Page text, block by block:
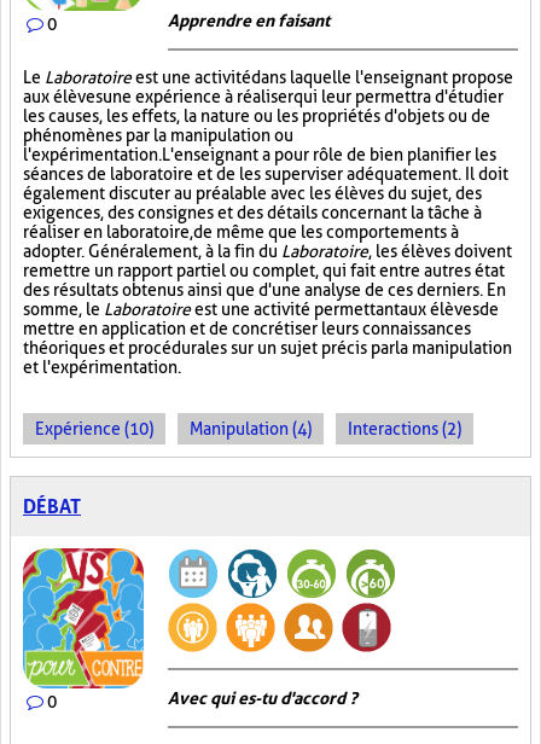
0 Apprendre en faisant
Le Laboratoireest une activité dans laquelle l'enseignant propose
aux élèves une expérience à réaliser qui leur permettra d'étudier
les causes, les effets, la nature ou les propriétés d'objets ou de
phénomènes par la manipulation ou
l'expérimentation. L'enseignant a pour rôle de bien planifier les
séances de laboratoire et de les superviser adéquatement. Il doit
également discuter au préalable avec les élèves du sujet, des
exigences, des consignes et des détails concernant la tâche à
réaliser en laboratoire, de même que les comportements à
adopter. Généralement, à la fin du Laboratoire, les élèves doivent
remettre un rapport partiel ou complet, qui fait entre autres état
des résultats obtenus ainsi que d'une analyse de ces derniers. En
somme, le Laboratoireest une activité permettant aux élèves de
mettre en application et de concrétiser leurs connaissances
théoriques et procédurales sur un sujet précis par la manipulation
et l'expérimentation.
Expérience (10) Manipulation (4) Interactions (2)
DÉBAT
0 Avec qui es-tu d'accord ?